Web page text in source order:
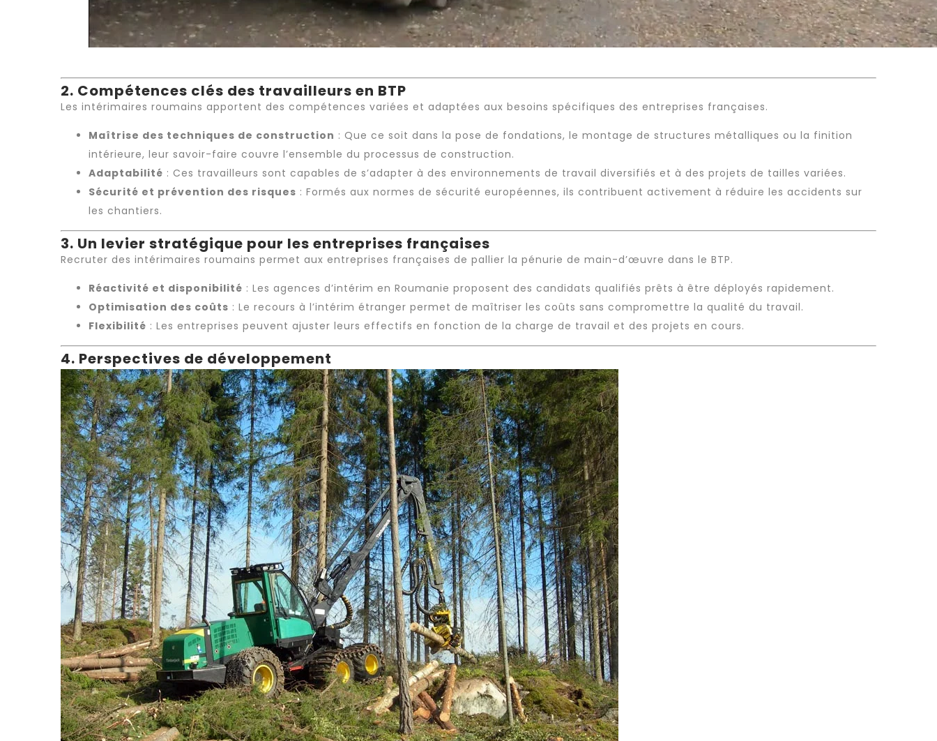
2. Compétences clés des travailleurs en BTP
Les intérimaires roumains apportent des compétences variées et adaptées aux besoins spécifiques des entreprises françaises.
Maîtrise des techniques de construction : Que ce soit dans la pose de fondations, le montage de structures métalliques ou la finition
intérieure, leur savoir-faire couvre l’ensemble du processus de construction.
Adaptabilité : Ces travailleurs sont capables de s’adapter à des environnements de travail diversifiés et à des projets de tailles variées.
Sécurité et prévention des risques : Formés aux normes de sécurité européennes, ils contribuent activement à réduire les accidents sur
les chantiers.
3. Un levier stratégique pour les entreprises françaises
Recruter des intérimaires roumains permet aux entreprises françaises de pallier la pénurie de main-d’œuvre dans le BTP.
Réactivité et disponibilité : Les agences d’intérim en Roumanie proposent des candidats qualifiés prêts à être déployés rapidement.
Optimisation des coûts : Le recours à l’intérim étranger permet de maîtriser les coûts sans compromettre la qualité du travail.
Flexibilité : Les entreprises peuvent ajuster leurs effectifs en fonction de la charge de travail et des projets en cours.
4. Perspectives de développement